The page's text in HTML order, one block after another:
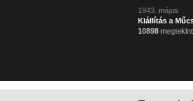
1943. május
Kiállítás a
10898